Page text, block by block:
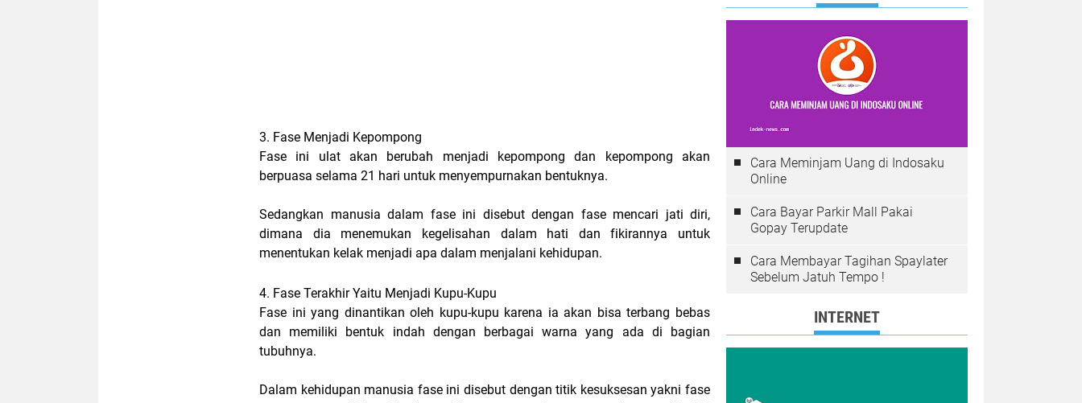
3. Fase Menjadi Kepompong
Fase ini ulat akan berubah menjadi kepompong dan kepompong akan
berpuasa selama 21 hari untuk menyempurnakan bentuknya.
Sedangkan manusia dalam fase ini disebut dengan fase mencari jati diri,
dimana dia menemukan kegelisahan dalam hati dan fikirannya untuk
menentukan kelak menjadi apa dalam menjalani kehidupan.
4. Fase Terakhir Yaitu Menjadi Kupu-Kupu
Fase ini yang dinantikan oleh kupu-kupu karena ia akan bisa terbang bebas
dan memiliki bentuk indah dengan berbagai warna yang ada di bagian
tubuhnya.
Dalam kehidupan manusia fase ini disebut dengan titik kesuksesan yakni fase
Cara Meminjam Uang di Indosaku
Online
Cara Bayar Parkir Mall Pakai
Gopay Terupdate
Cara Membayar Tagihan Spaylater
Sebelum Jatuh Tempo !
INTERNET